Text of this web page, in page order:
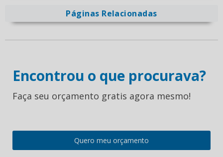
Páginas Relacionadas
Encontrou o que procurava?
Faça seu orçamento gratis agora mesmo!
Quero meu orçamento